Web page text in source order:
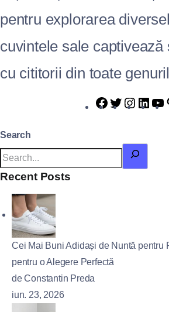
pentru explorarea
cuvintele sale captivează
cu cititorii din toate
Search
Recent Posts
Cei Mai Buni Adidași de Nuntă pentru
pentru o Alegere Perfectă
de Constantin Preda
iun. 23, 2026